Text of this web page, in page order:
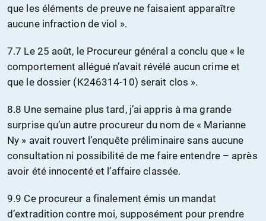
que les éléments de preuve ne faisaient apparaître
aucune infraction de viol ».
7.7 Le 25 août, le Procureur général a conclu que « le
comportement allégué n’avait révélé aucun crime et
que le dossier (K246314-10) serait clos ».
8.8 Une semaine plus tard, j’ai appris à ma grande
surprise qu’un autre procureur du nom de « Marianne
Ny » avait rouvert l’enquête préliminaire sans aucune
consultation ni possibilité de me faire entendre – après
avoir été innocenté et l’affaire classée.
9.9 Ce procureur a finalement émis un mandat
d’extradition contre moi, supposément pour prendre